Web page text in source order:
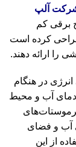
آلپ
برقی کم
کرده است
را ارائه دهند.
در هنگام
دمای آب و محیط
آب و فضای
از این